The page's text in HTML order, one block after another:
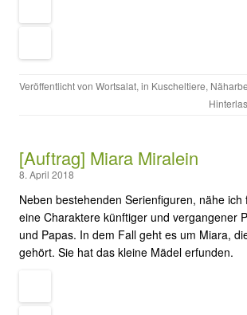
Veröffentlicht von Wortsalat, in Kuscheltiere,
[Auftrag] Miara Miralein
8. April 2018
Neben bestehenden Serienfiguren, nähe ich
eine Charaktere künftiger und vergangener
und Papas. In dem Fall geht es um Miara,
gehört. Sie hat das kleine Mädel erfunden.